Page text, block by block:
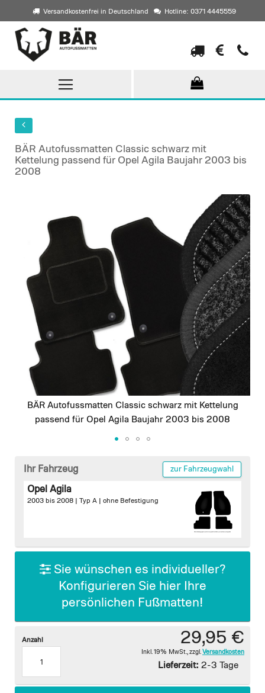
Versandkostenfrei in Deutschland Hotline: 0371 4445559
Direkt
zum
Inhalt
BÄR Autofussmatten Classic schwarz mit
Kettelung passend für Opel Agila Baujahr 2003 bis
2008
images
gallery
BÄR Autofussmatten Classic schwarz mit Kettelung
passend für Opel Agila Baujahr 2003 bis 2008
beginning
gallery
Ihr Fahrzeug zur Fahrzeugwahl
Opel Agila
2003 bis 2008 | Typ A | ohne Befestigung
Sie wünschen es individueller?
Konfigurieren Sie hier Ihre
persönlichen Fußmatten!
29,95 €
Inkl. 19% MwSt. zzgl. Versandkosten
Lieferzeit: 2-3 Tage
Anzahl